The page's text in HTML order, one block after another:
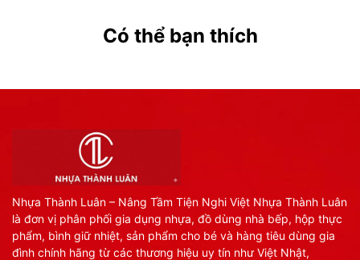
Có thể bạn thích
Nhựa Thành Luân – Nâng Tầm Tiện Nghi Việt Nhựa Thành Luân
là đơn vị phân phối gia dụng nhựa, đồ dùng nhà bếp, hộp thực
phẩm, bình giữ nhiệt, sản phẩm cho bé và hàng tiêu dùng gia
đình chính hãng từ các thương hiệu uy tín như Việt Nhật,